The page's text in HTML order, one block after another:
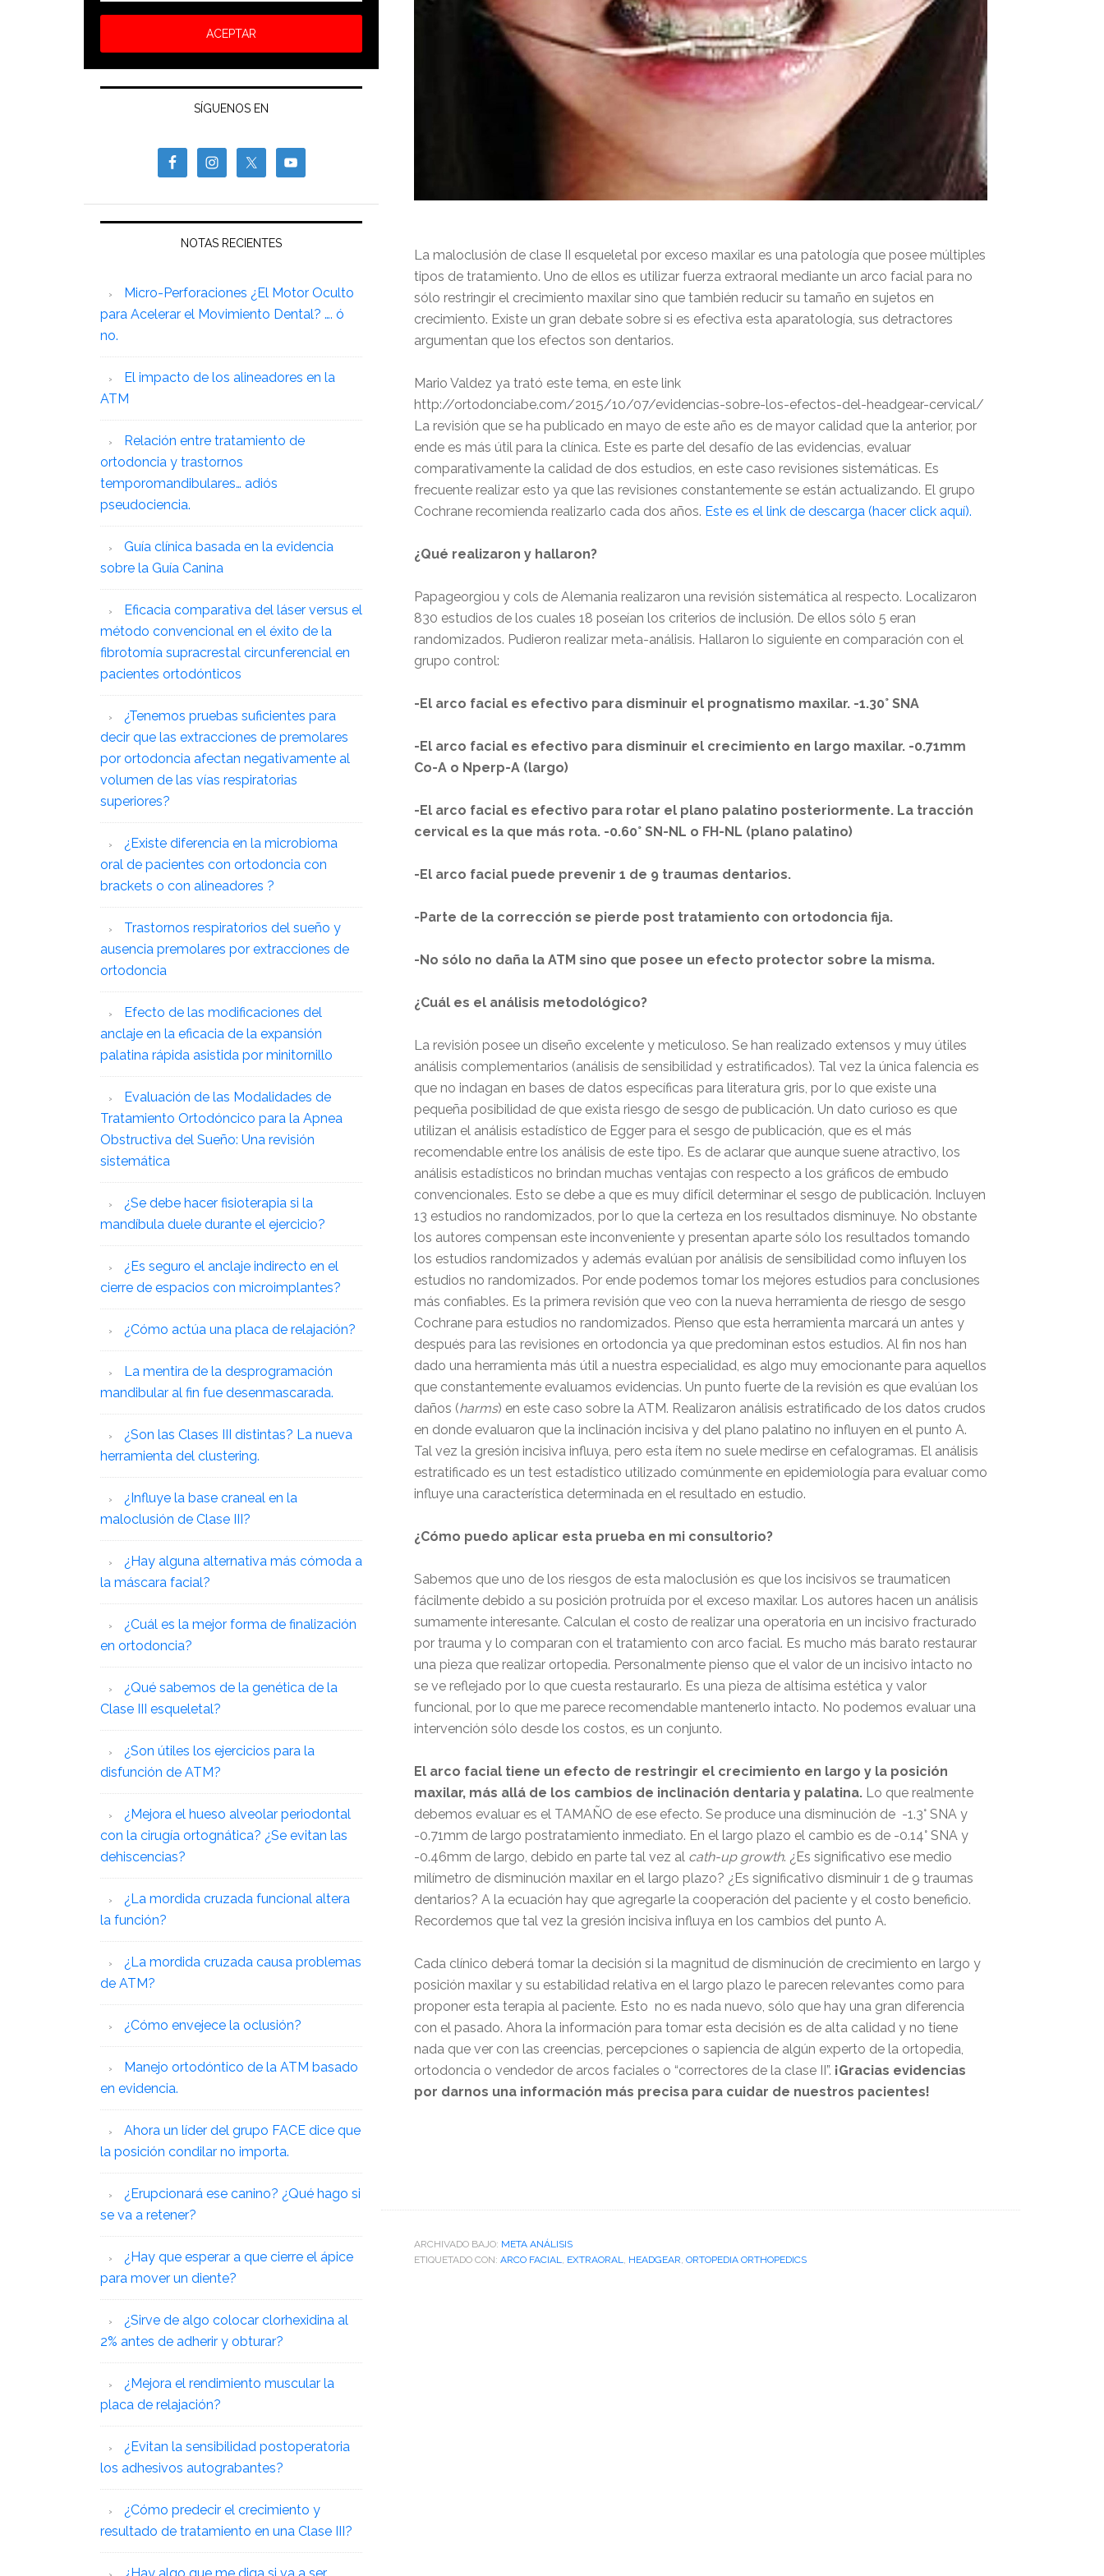
La maloclusión de clase II esqueletal por exceso maxilar es una patología que posee múltiples
tipos de tratamiento. Uno de ellos es utilizar fuerza extraoral mediante un arco facial para no
sólo restringir el crecimiento maxilar sino que también reducir su tamaño en sujetos en
crecimiento. Existe un gran debate sobre si es efectiva esta aparatología, sus detractores
argumentan que los efectos son dentarios.
Mario Valdez ya trató este tema, en este link
http://ortodonciabe.com/2015/10/07/evidencias-sobre-los-efectos-del-headgear-cervical/
La revisión que se ha publicado en mayo de este año es de mayor calidad que la anterior, por
ende es más útil para la clínica. Este es parte del desafío de las evidencias, evaluar
comparativamente la calidad de dos estudios, en este caso revisiones sistemáticas. Es
frecuente realizar esto ya que las revisiones constantemente se están actualizando. El grupo
Cochrane recomienda realizarlo cada dos años. Este es el link de descarga (hacer click aquí).
¿Qué realizaron y hallaron?
Papageorgiou y cols de Alemania realizaron una revisión sistemática al respecto. Localizaron
830 estudios de los cuales 18 poseían los criterios de inclusión. De ellos sólo 5 eran
randomizados. Pudieron realizar meta-análisis. Hallaron lo siguiente en comparación con el
grupo control:
-El arco facial es efectivo para disminuir el prognatismo maxilar. -1.30° SNA
-El arco facial es efectivo para disminuir el crecimiento en largo maxilar. -0.71mm
Co-A o Nperp-A (largo)
-El arco facial es efectivo para rotar el plano palatino posteriormente. La tracción
cervical es la que más rota. -0.60° SN-NL o FH-NL (plano palatino)
-El arco facial puede prevenir 1 de 9 traumas dentarios.
-Parte de la corrección se pierde post tratamiento con ortodoncia fija.
-No sólo no daña la ATM sino que posee un efecto protector sobre la misma.
¿Cuál es el análisis metodológico?
La revisión posee un diseño excelente y meticuloso. Se han realizado extensos y muy útiles
análisis complementarios (análisis de sensibilidad y estratificados). Tal vez la única falencia es
que no indagan en bases de datos específicas para literatura gris, por lo que existe una
pequeña posibilidad de que exista riesgo de sesgo de publicación. Un dato curioso es que
utilizan el análisis estadístico de Egger para el sesgo de publicación, que es el más
recomendable entre los análisis de este tipo. Es de aclarar que aunque suene atractivo, los
análisis estadísticos no brindan muchas ventajas con respecto a los gráficos de embudo
convencionales. Esto se debe a que es muy difícil determinar el sesgo de publicación. Incluyen
13 estudios no randomizados, por lo que la certeza en los resultados disminuye. No obstante
los autores compensan este inconveniente y presentan aparte sólo los resultados tomando
los estudios randomizados y además evalúan por análisis de sensibilidad como influyen los
estudios no randomizados. Por ende podemos tomar los mejores estudios para conclusiones
más confiables. Es la primera revisión que veo con la nueva herramienta de riesgo de sesgo
Cochrane para estudios no randomizados. Pienso que esta herramienta marcará un antes y
después para las revisiones en ortodoncia ya que predominan estos estudios. Al fin nos han
dado una herramienta más útil a nuestra especialidad, es algo muy emocionante para aquellos
que constantemente evaluamos evidencias. Un punto fuerte de la revisión es que evalúan los
daños (harms) en este caso sobre la ATM. Realizaron análisis estratificado de los datos crudos
en donde evaluaron que la inclinación incisiva y del plano palatino no influyen en el punto A.
Tal vez la gresión incisiva influya, pero esta ítem no suele medirse en cefalogramas. El análisis
estratificado es un test estadístico utilizado comúnmente en epidemiología para evaluar como
influye una característica determinada en el resultado en estudio.
¿Cómo puedo aplicar esta prueba en mi consultorio?
Sabemos que uno de los riesgos de esta maloclusión es que los incisivos se traumaticen
fácilmente debido a su posición protruída por el exceso maxilar. Los autores hacen un análisis
sumamente interesante. Calculan el costo de realizar una operatoria en un incisivo fracturado
por trauma y lo comparan con el tratamiento con arco facial. Es mucho más barato restaurar
una pieza que realizar ortopedia. Personalmente pienso que el valor de un incisivo intacto no
se ve reflejado por lo que cuesta restaurarlo. Es una pieza de altísima estética y valor
funcional, por lo que me parece recomendable mantenerlo intacto. No podemos evaluar una
intervención sólo desde los costos, es un conjunto.
El arco facial tiene un efecto de restringir el crecimiento en largo y la posición
maxilar, más allá de los cambios de inclinación dentaria y palatina. Lo que realmente
debemos evaluar es el TAMAÑO de ese efecto. Se produce una disminución de -1.3° SNA y
-0.71mm de largo postratamiento inmediato. En el largo plazo el cambio es de -0.14° SNA y
-0.46mm de largo, debido en parte tal vez al cath-up growth. ¿Es significativo ese medio
milímetro de disminución maxilar en el largo plazo? ¿Es significativo disminuir 1 de 9 traumas
dentarios? A la ecuación hay que agregarle la cooperación del paciente y el costo beneficio.
Recordemos que tal vez la gresión incisiva influya en los cambios del punto A.
Cada clínico deberá tomar la decisión si la magnitud de disminución de crecimiento en largo y
posición maxilar y su estabilidad relativa en el largo plazo le parecen relevantes como para
proponer esta terapia al paciente. Esto no es nada nuevo, sólo que hay una gran diferencia
con el pasado. Ahora la información para tomar esta decisión es de alta calidad y no tiene
nada que ver con las creencias, percepciones o sapiencia de algún experto de la ortopedia,
ortodoncia o vendedor de arcos faciales o “correctores de la clase II”. ¡Gracias evidencias
por darnos una información más precisa para cuidar de nuestros pacientes!
ARCHIVADO BAJO: META ANÁLISIS
ETIQUETADO CON: ARCO FACIAL EXTRAORAL HEADGEAR ORTOPEDIA ORTHOPEDICS
SÍGUENOS EN
NOTAS RECIENTES
Micro-Perforaciones ¿El Motor Oculto
para Acelerar el Movimiento Dental? …. ó
no.
El impacto de los alineadores en la
ATM
Relación entre tratamiento de
ortodoncia y trastornos
temporomandibulares… adiós
pseudociencia.
Guía clínica basada en la evidencia
sobre la Guía Canina
Eficacia comparativa del láser versus el
método convencional en el éxito de la
fibrotomía supracrestal circunferencial en
pacientes ortodónticos
¿Tenemos pruebas suficientes para
decir que las extracciones de premolares
por ortodoncia afectan negativamente al
volumen de las vías respiratorias
superiores?
¿Existe diferencia en la microbioma
oral de pacientes con ortodoncia con
brackets o con alineadores ?
Trastornos respiratorios del sueño y
ausencia premolares por extracciones de
ortodoncia
Efecto de las modificaciones del
anclaje en la eficacia de la expansión
palatina rápida asistida por minitornillo
Evaluación de las Modalidades de
Tratamiento Ortodóncico para la Apnea
Obstructiva del Sueño: Una revisión
sistemática
¿Se debe hacer fisioterapia si la
mandíbula duele durante el ejercicio?
¿Es seguro el anclaje indirecto en el
cierre de espacios con microimplantes?
¿Cómo actúa una placa de relajación?
La mentira de la desprogramación
mandibular al fin fue desenmascarada.
¿Son las Clases III distintas? La nueva
herramienta del clustering.
¿Influye la base craneal en la
maloclusión de Clase III?
¿Hay alguna alternativa más cómoda a
la máscara facial?
¿Cuál es la mejor forma de finalización
en ortodoncia?
¿Qué sabemos de la genética de la
Clase III esqueletal?
¿Son útiles los ejercicios para la
disfunción de ATM?
¿Mejora el hueso alveolar periodontal
con la cirugía ortognática? ¿Se evitan las
dehiscencias?
¿La mordida cruzada funcional altera
la función?
¿La mordida cruzada causa problemas
de ATM?
¿Cómo envejece la oclusión?
Manejo ortodóntico de la ATM basado
en evidencia.
Ahora un líder del grupo FACE dice que
la posición condilar no importa.
¿Erupcionará ese canino? ¿Qué hago si
se va a retener?
¿Hay que esperar a que cierre el ápice
para mover un diente?
¿Sirve de algo colocar clorhexidina al
2% antes de adherir y obturar?
¿Mejora el rendimiento muscular la
placa de relajación?
¿Evitan la sensibilidad postoperatoria
los adhesivos autograbantes?
¿Cómo predecir el crecimiento y
resultado de tratamiento en una Clase III?